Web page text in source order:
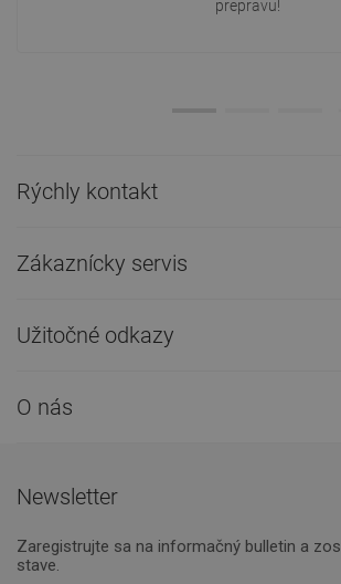
prepravu!
Rýchly kontakt
Zákaznícky servis
Užitočné odkazy
O nás
Newsletter
Zaregistrujte sa na informačný bulletin a
stave.